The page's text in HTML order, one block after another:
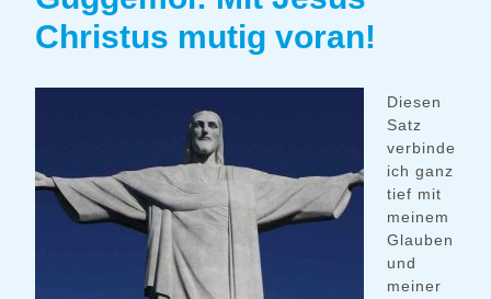
Christus mutig voran!
Diesen
Satz
verbinde
ich ganz
tief mit
meinem
Glauben
und
meiner